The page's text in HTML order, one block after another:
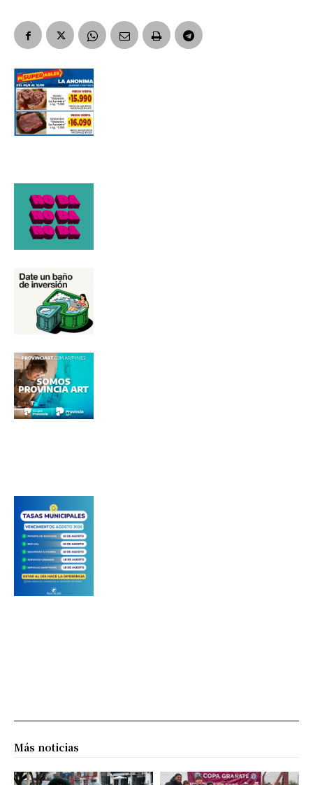
Suscribirme gratis
Dirección de correo electrónico
Apellidos
Número de teléfono
Más noticias